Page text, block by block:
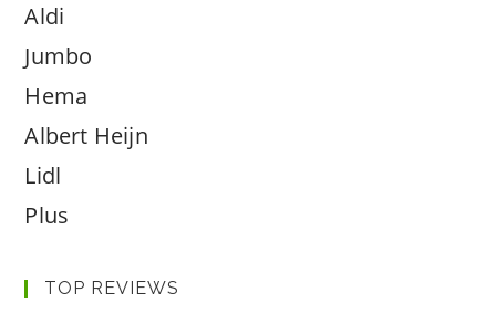
Aldi
Jumbo
Hema
Albert Heijn
Lidl
Plus
TOP REVIEWS